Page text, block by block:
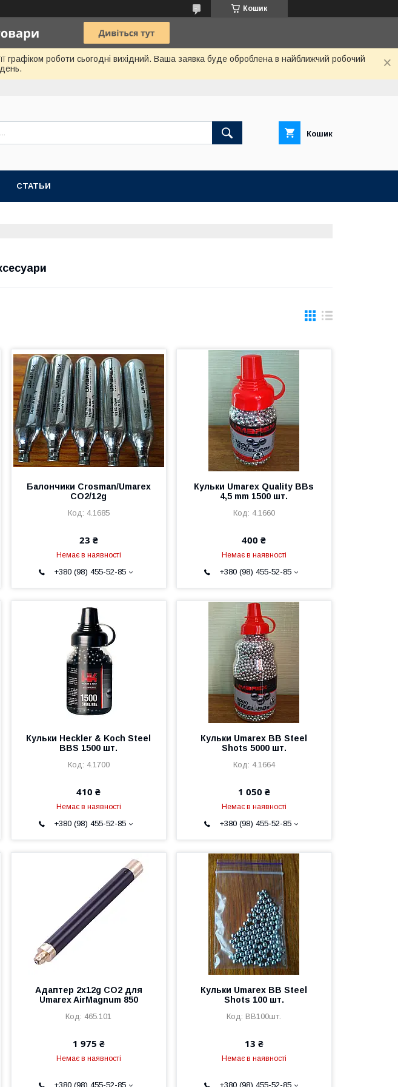
Кошик
графіком роботи сьогодні вихідний. Ваша заявка буде оброблена в найближчий робочий
день.
Кошик
СТАТЬИ
Балончики Crosman/Umarex
CO2/12g
4.1685
23 ₴
Немає в наявності
+380 (98) 455-52-85
Кульки Umarex Quality BBs
4,5 mm 1500 шт.
4.1660
400 ₴
Немає в наявності
+380 (98) 455-52-85
Кульки Heckler & Koch Steel
BBS 1500 шт.
4.1700
410 ₴
Немає в наявності
+380 (98) 455-52-85
Кульки Umarex BB Steel
Shots 5000 шт.
4.1664
1 050 ₴
Немає в наявності
+380 (98) 455-52-85
Адаптер 2x12g CO2 для
Umarex AirMagnum 850
465.101
1 975 ₴
Немає в наявності
+380 (98) 455-52-85
Кульки Umarex BB Steel
Shots 100 шт.
ВВ100шт.
13 ₴
Немає в наявності
+380 (98) 455-52-85